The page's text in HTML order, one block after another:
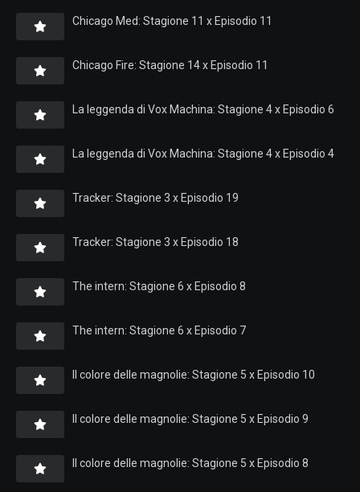
Chicago Med: Stagione 11 x Episodio 11
Chicago Fire: Stagione 14 x Episodio 11
La leggenda di Vox Machina: Stagione 4 x Episodio 6
La leggenda di Vox Machina: Stagione 4 x Episodio 4
Tracker: Stagione 3 x Episodio 19
Tracker: Stagione 3 x Episodio 18
The intern: Stagione 6 x Episodio 8
The intern: Stagione 6 x Episodio 7
Il colore delle magnolie: Stagione 5 x Episodio 10
Il colore delle magnolie: Stagione 5 x Episodio 9
Il colore delle magnolie: Stagione 5 x Episodio 8